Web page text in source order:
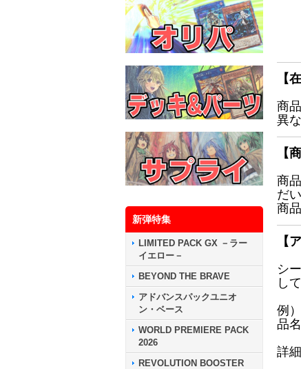
新弾特集
LIMITED PACK GX －ラー
イエロー－
BEYOND THE BRAVE
アドバンスパックユニオ
ン・ベース
WORLD PREMIERE PACK
2026
REVOLUTION BOOSTER
【
商
異
【
商
だ
商
【
シ
し
例
品
詳